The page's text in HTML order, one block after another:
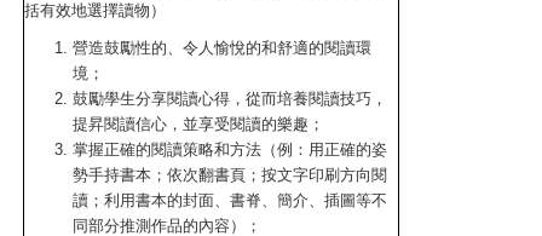
括有效地選擇讀物）
營造鼓勵性的、令人愉悅的和舒適的閱讀環
境；
鼓勵學生分享閱讀心得，從而培養閱讀技巧，
提昇閱讀信心，並享受閱讀的樂趣；
掌握正確的閱讀策略和方法（例：用正確的姿
勢手持書本；依次翻書頁；按文字印刷方向閱
讀；利用書本的封面、書脊、簡介、插圖等不
同部分推測作品的內容）；